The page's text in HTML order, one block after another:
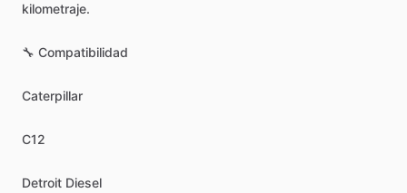
kilometraje.
🔧 Compatibilidad
Caterpillar
C12
Detroit Diesel